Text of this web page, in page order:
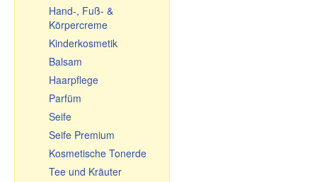
Usbekische Geschirr aus
Gusseisen
Bratpfannen
Reiben, Gemüsehobel,
Gemüseschneider
Emailliertes Geschirr
Kleine Geschenke
Souvenir-
Hand-, Fuß- &
Körpercreme
Kinderkosmetik
Balsam
Haarpflege
Parfüm
Seife
Seife Premium
Kosmetische Tonerde
Tee und Kräuter